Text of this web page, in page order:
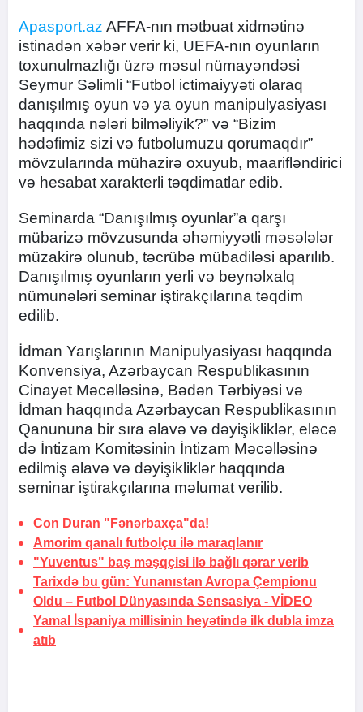
Apasport.az AFFA-nın mətbuat xidmətinə
istinadən xəbər verir ki, UEFA-nın oyunların
toxunulmazlığı üzrə məsul nümayəndəsi
Seymur Səlimli “Futbol ictimaiyyəti olaraq
danışılmış oyun və ya oyun manipulyasiyası
haqqında nələri bilməliyik?” və “Bizim
hədəfimiz sizi və futbolumuzu qorumaqdır”
mövzularında mühazirə oxuyub, maarifləndirici
və hesabat xarakterli təqdimatlar edib.
Seminarda “Danışılmış oyunlar”a qarşı
mübarizə mövzusunda əhəmiyyətli məsələlər
müzakirə olunub, təcrübə mübadiləsi aparılıb.
Danışılmış oyunların yerli və beynəlxalq
nümunələri seminar iştirakçılarına təqdim
edilib.
İdman Yarışlarının Manipulyasiyası haqqında
Konvensiya, Azərbaycan Respublikasının
Cinayət Məcəlləsinə, Bədən Tərbiyəsi və
İdman haqqında Azərbaycan Respublikasının
Qanununa bir sıra əlavə və dəyişikliklər, eləcə
də İntizam Komitəsinin İntizam Məcəlləsinə
edilmiş əlavə və dəyişikliklər haqqında
seminar iştirakçılarına məlumat verilib.
Con Duran "Fənərbaxça"da!
Amorim qanalı futbolçu ilə maraqlanır
"Yuventus" baş məşqçisi ilə bağlı qərar verib
Tarixdə bu gün: Yunanıstan Avropa Çempionu
Oldu – Futbol Dünyasında Sensasiya - VİDEO
Yamal İspaniya millisinin heyətində ilk dubla imza
atıb